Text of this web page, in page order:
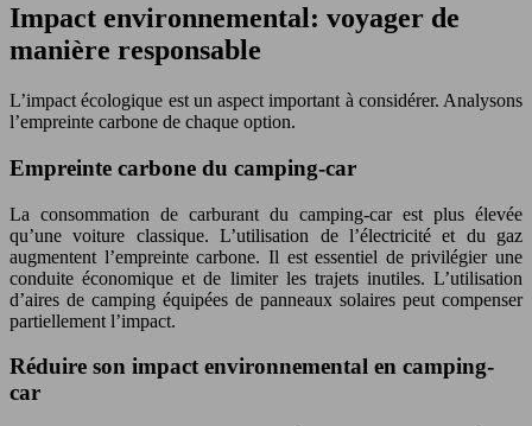
Impact environnemental: voyager de
manière responsable
L’impact écologique est un aspect important à considérer. Analysons
l’empreinte carbone de chaque option.
Empreinte carbone du camping-car
La consommation de carburant du camping-car est plus élevée
qu’une voiture classique. L’utilisation de l’électricité et du gaz
augmentent l’empreinte carbone. Il est essentiel de privilégier une
conduite économique et de limiter les trajets inutiles. L’utilisation
d’aires de camping équipées de panneaux solaires peut compenser
partiellement l’impact.
Réduire son impact environnemental en camping-
car